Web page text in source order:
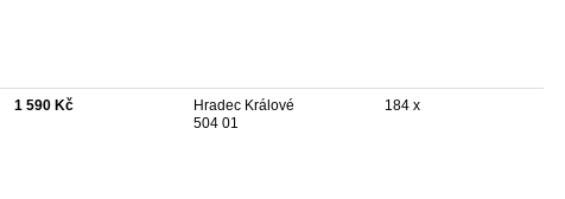
1 590 Kč
Hradec Králové
504 01
184 x